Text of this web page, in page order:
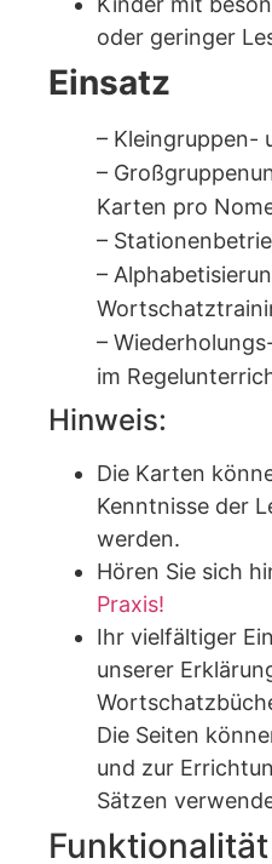
oder geringer
Einsatz
– Kleingruppen-
–
Karten pro
–
–
–
im
Hinweis:
Die Karten
Kenntnisse der
werden.
Hören Sie sich
Praxis!
Ihr vielfältiger
unserer
Die Seiten
und zur
Sätzen